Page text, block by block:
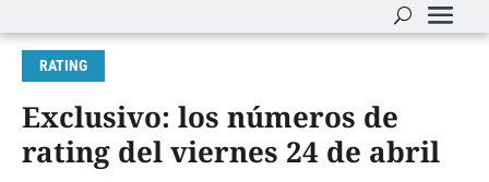
RATING
Exclusivo: los números de
rating del viernes 24 de abril